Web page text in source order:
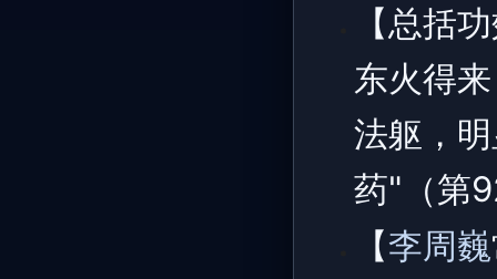
【总括
东火得
法躯，
药"（第
【李周巍